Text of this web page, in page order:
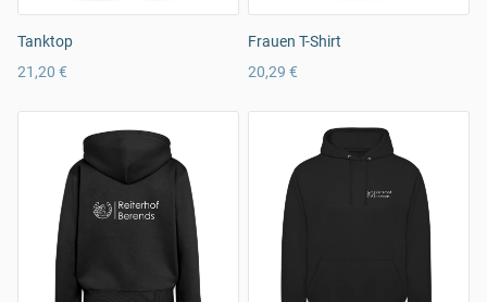
Tanktop
21,20 €
Frauen T-Shirt
20,29 €